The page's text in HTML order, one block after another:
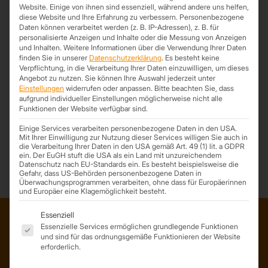
Nutzt unsere Expressanfragen
10. April 2025
Sie wissen bereits genau was Sie wollen und deshalb nicht viel Zeit
verlieren beim durchklicken im Shop? Dann sind unsere bequemen
Expressformulare genau das richtige für Sie und Ihre Anfrage zu
unserem Angebot!
ADRESSE
Website. Einige von ihnen sind essenziell, während andere uns helfen,
diese Website und Ihre Erfahrung zu verbessern. Personenbezogene
Daten können verarbeitet werden (z. B. IP-Adressen), z. B. für
personalisierte Anzeigen und Inhalte oder die Messung von Anzeigen
und Inhalten. Weitere Informationen über die Verwendung Ihrer Daten
finden Sie in unserer Datenschutzerklärung. Es besteht keine
Verpflichtung, in die Verarbeitung Ihrer Daten einzuwilligen, um dieses
Angebot zu nutzen. Sie können Ihre Auswahl jederzeit unter
Einstellungen widerrufen oder anpassen. Bitte beachten Sie, dass
aufgrund individueller Einstellungen möglicherweise nicht alle
Funktionen der Website verfügbar sind.
Einige Services verarbeiten personenbezogene Daten in den USA.
Mit Ihrer Einwilligung zur Nutzung dieser Services willigen Sie auch in
die Verarbeitung Ihrer Daten in den USA gemäß Art. 49 (1) lit. a GDPR
ein. Der EuGH stuft die USA als ein Land mit unzureichendem
Datenschutz nach EU-Standards ein. Es besteht beispielsweise die
Gefahr, dass US-Behörden personenbezogene Daten in
Überwachungsprogrammen verarbeiten, ohne dass für Europäerinnen
und Europäer eine Klagemöglichkeit besteht.
Es folgt eine Liste der Service-Gruppen, für die eine
Essenziell
Essenzielle Services ermöglichen grundlegende Funktionen
und sind für das ordnungsgemäße Funktionieren der Website
erforderlich.